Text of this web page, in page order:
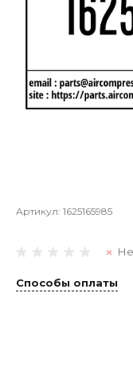
Артикул: 1625165985
Способы оплаты